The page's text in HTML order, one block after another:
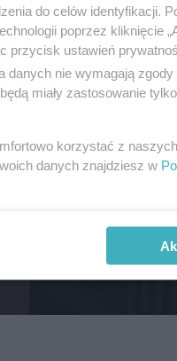
do celów identyfikacji.
poprzez kliknięcie
przycisk ustawień
danych nie wymagają
miały zastosowanie
korzystać z
danych znajdziesz w